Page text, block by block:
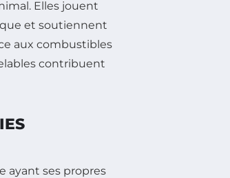
Elles jouent
et soutiennent
aux combustibles
contribuent
ayant ses propres